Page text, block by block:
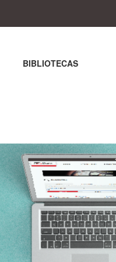
BIBLIOTECAS